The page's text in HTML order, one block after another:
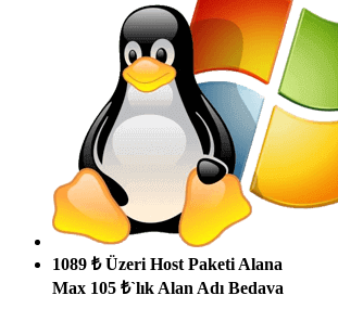
1089 ₺ Üzeri Host Paketi Alana
Max 105 ₺`lık Alan Adı Bedava